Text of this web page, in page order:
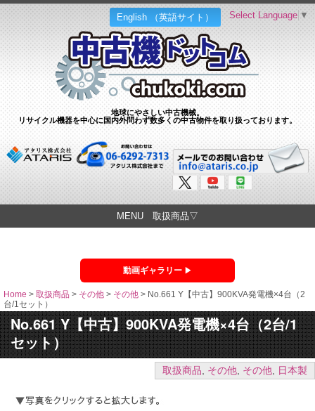
English （英語サイト）
地球にやさしい中古機械。
リサイクル機器を中心に国内外問わず数多くの中古物件を取り扱っております。
Select Language ▼
MENU 取扱商品▽
動画ギャラリー
Home > 取扱商品 > その他 > その他 > No.661 Y【中古】900KVA発電機×4台（2
台/1セット）
No.661 Y【中古】900KVA発電機×4台（2台/1
セット）
取扱商品, その他, その他, 日本製